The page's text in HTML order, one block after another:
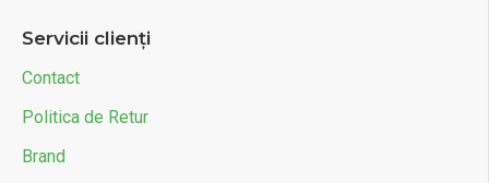
Servicii clienți
Contact
Politica de Retur
Brand